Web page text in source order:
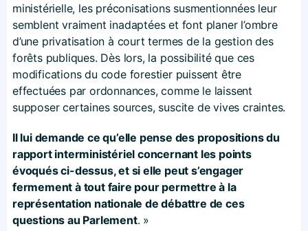
ministérielle, les préconisations susmentionnées leur
semblent vraiment inadaptées et font planer l’ombre
d’une privatisation à court termes de la gestion des
forêts publiques. Dès lors, la possibilité que ces
modifications du code forestier puissent être
effectuées par ordonnances, comme le laissent
supposer certaines sources, suscite de vives craintes.
Il lui demande ce qu’elle pense des propositions du
rapport interministériel concernant les points
évoqués ci-dessus, et si elle peut s’engager
fermement à tout faire pour permettre à la
représentation nationale de débattre de ces
questions au Parlement. »